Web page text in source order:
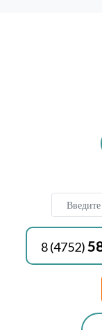
8 (4752)